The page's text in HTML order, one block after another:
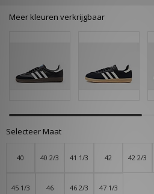
Meer kleuren verkrijgbaar
Selecteer Maat
40 40 2/3 41 1/3 42 42 2/3
45 1/3 46 46 2/3 47 1/3